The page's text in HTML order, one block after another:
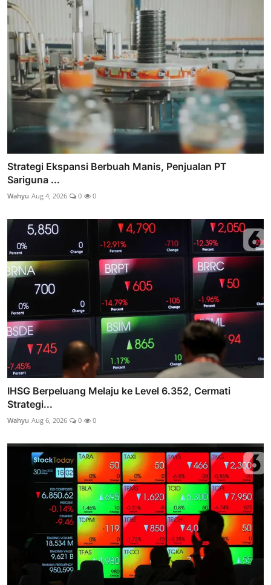
Strategi Ekspansi Berbuah Manis, Penjualan PT
Sariguna ...
Wahyu Aug 4, 2026 0 0
IHSG Berpeluang Melaju ke Level 6.352, Cermati
Strategi...
Wahyu Aug 6, 2026 0 0